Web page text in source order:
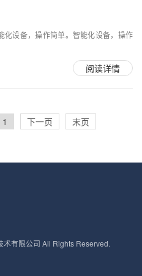
化设备，操作简单。智能化设备，操作
阅读详情
1 下一页 末页
有限公司 All Rights Reserved.